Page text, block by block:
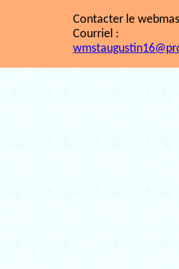
Contacter le
Courriel :